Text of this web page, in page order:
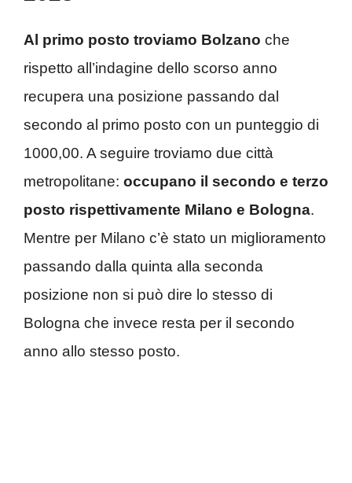
Al primo posto troviamo Bolzano che
rispetto all’indagine dello scorso anno
recupera una posizione passando dal
secondo al primo posto con un punteggio di
1000,00. A seguire troviamo due città
metropolitane: occupano il secondo e terzo
posto rispettivamente Milano e Bologna.
Mentre per Milano c’è stato un miglioramento
passando dalla quinta alla seconda
posizione non si può dire lo stesso di
Bologna che invece resta per il secondo
anno allo stesso posto.